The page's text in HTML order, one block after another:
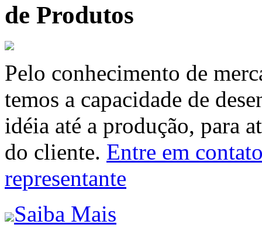
de Produtos
Pelo conhecimento de
temos a capacidade de
idéia até a produção, para
do cliente. Entre em
representante
Saiba Mais